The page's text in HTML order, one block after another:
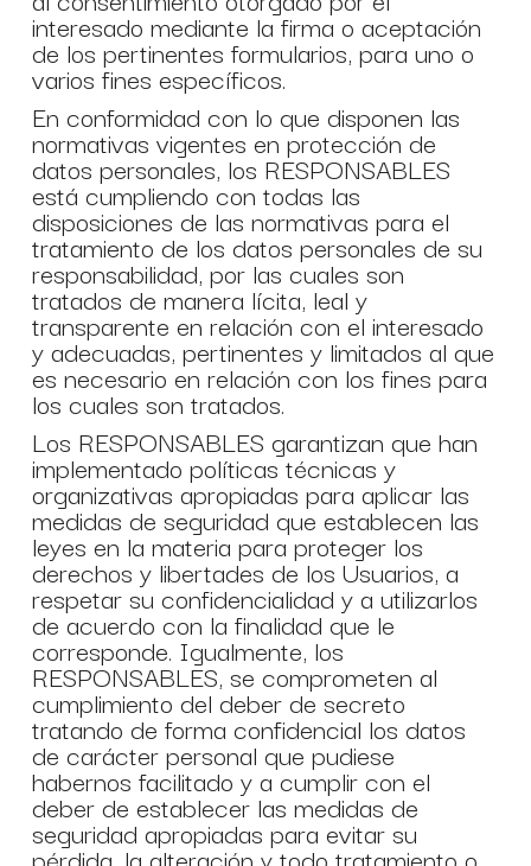
interesado mediante la firma o aceptación
de los pertinentes formularios, para uno o
varios fines específicos.
En conformidad con lo que disponen las
normativas vigentes en protección de
datos personales, los RESPONSABLES
está cumpliendo con todas las
disposiciones de las normativas para el
tratamiento de los datos personales de su
responsabilidad, por las cuales son
tratados de manera lícita, leal y
transparente en relación con el interesado
y adecuadas, pertinentes y limitados al que
es necesario en relación con los fines para
los cuales son tratados.
Los RESPONSABLES garantizan que han
implementado políticas técnicas y
organizativas apropiadas para aplicar las
medidas de seguridad que establecen las
leyes en la materia para proteger los
derechos y libertades de los Usuarios, a
respetar su confidencialidad y a utilizarlos
de acuerdo con la finalidad que le
corresponde. Igualmente, los
RESPONSABLES, se comprometen al
cumplimiento del deber de secreto
tratando de forma confidencial los datos
de carácter personal que pudiese
habernos facilitado y a cumplir con el
deber de establecer las medidas de
seguridad apropiadas para evitar su